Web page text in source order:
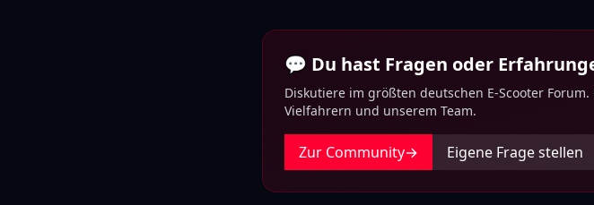
💬 Du hast Fragen oder
Diskutiere im größten deutschen E-Scooter
Vielfahrern und unserem Team.
Zur Community→ Eigene Frage stellen